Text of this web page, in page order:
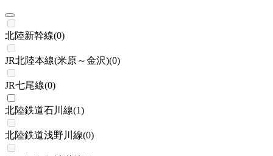
北陸新幹線(0)
JR北陸本線(米原～金沢)(0)
JR七尾線(0)
北陸鉄道石川線(1)
北陸鉄道浅野川線(0)